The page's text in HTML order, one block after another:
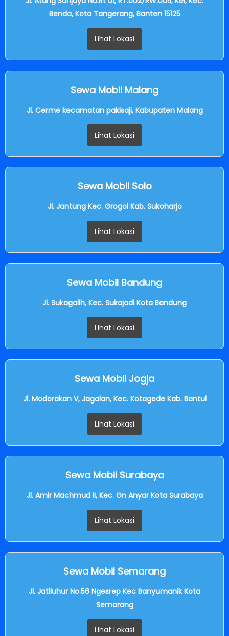
Benda, Kota Tangerang, Banten 15125
Lihat Lokasi
Sewa Mobil Malang
Jl. Cerme kecamatan pakisaji, Kabupaten Malang
Lihat Lokasi
Sewa Mobil Solo
Jl. Jantung Kec. Grogol Kab. Sukoharjo
Lihat Lokasi
Sewa Mobil Bandung
Jl. Sukagalih, Kec. Sukajadi Kota Bandung
Lihat Lokasi
Sewa Mobil Jogja
Jl. Modorakan V, Jagalan, Kec. Kotagede Kab. Bantul
Lihat Lokasi
Sewa Mobil Surabaya
Jl. Amir Machmud II, Kec. Gn Anyar Kota Surabaya
Lihat Lokasi
Sewa Mobil Semarang
Jl. Jatiluhur No.56 Ngesrep Kec Banyumanik Kota
Semarang
Lihat Lokasi